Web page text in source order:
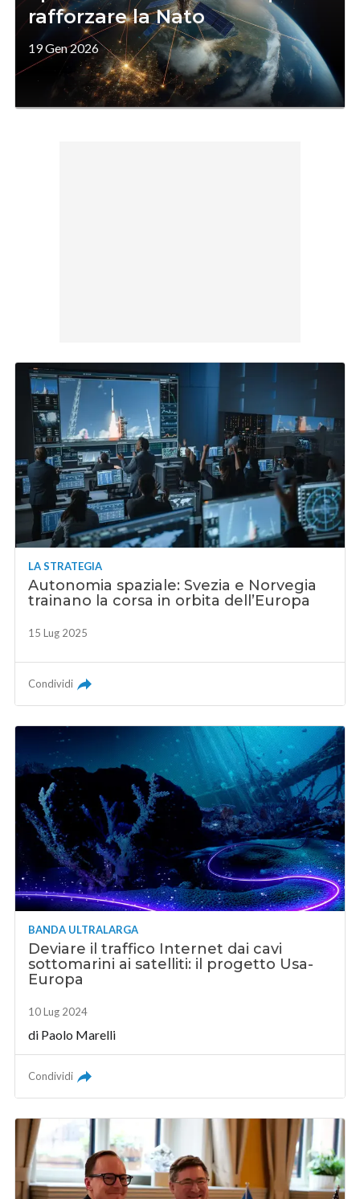
rafforzare la Nato
19 Gen 2026
LA STRATEGIA
Autonomia spaziale: Svezia e Norvegia
trainano la corsa in orbita dell’Europa
15 Lug 2025
Condividi
BANDA ULTRALARGA
Deviare il traffico Internet dai cavi
sottomarini ai satelliti: il progetto Usa-
Europa
10 Lug 2024
di Paolo Marelli
Condividi